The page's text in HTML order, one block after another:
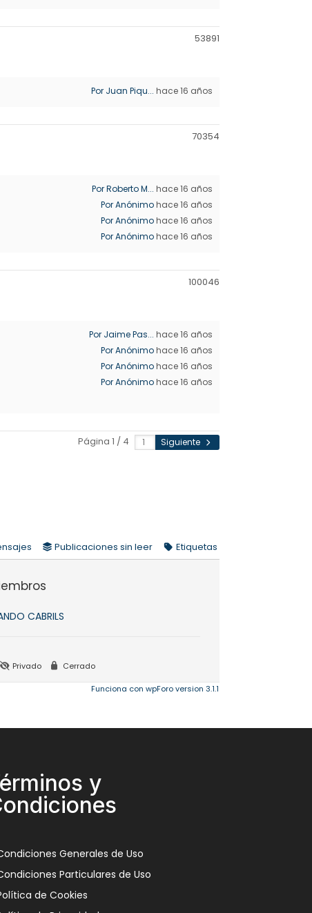
53891
Por Juan Piqu... hace 16 años
70354
Por Roberto M... hace 16 años
Por Anónimohace 16 años
Por Anónimohace 16 años
Por Anónimohace 16 años
100046
Por Jaime Pas... hace 16 años
Por Anónimohace 16 años
Por Anónimohace 16 años
Por Anónimohace 16 años
Página 1 / 4 Siguiente
Publicaciones sin leer Etiquetas
CABRILS
Privado Cerrado
Funciona con wpForo version 3.1.1
y
Generales de Uso
Particulares de Uso
de Cookies